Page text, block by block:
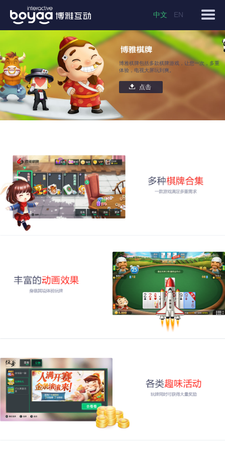
中文 EN
博雅棋牌包括多款棋牌游戏，让您一次，多重
体验，电视大屏玩到爽。
点击